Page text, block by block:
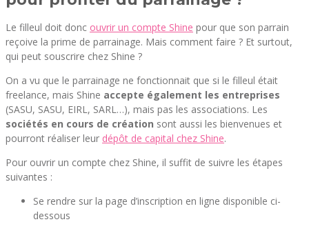
Le filleul doit donc ouvrir un compte Shine pour que son parrain
reçoive la prime de parrainage. Mais comment faire ? Et surtout,
qui peut souscrire chez Shine ?
On a vu que le parrainage ne fonctionnait que si le filleul était
freelance, mais Shine accepte également les entreprises
(SASU, SASU, EIRL, SARL…), mais pas les associations. Les
sociétés en cours de création sont aussi les bienvenues et
pourront réaliser leur dépôt de capital chez Shine.
Pour ouvrir un compte chez Shine, il suffit de suivre les étapes
suivantes :
Se rendre sur la page d’inscription en ligne disponible ci-
dessous